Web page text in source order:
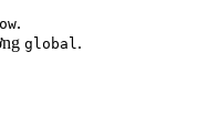
.
global.